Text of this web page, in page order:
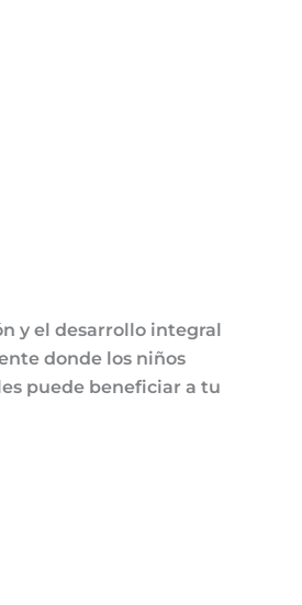
y el desarrollo integral
donde los niños
puede beneficiar a tu